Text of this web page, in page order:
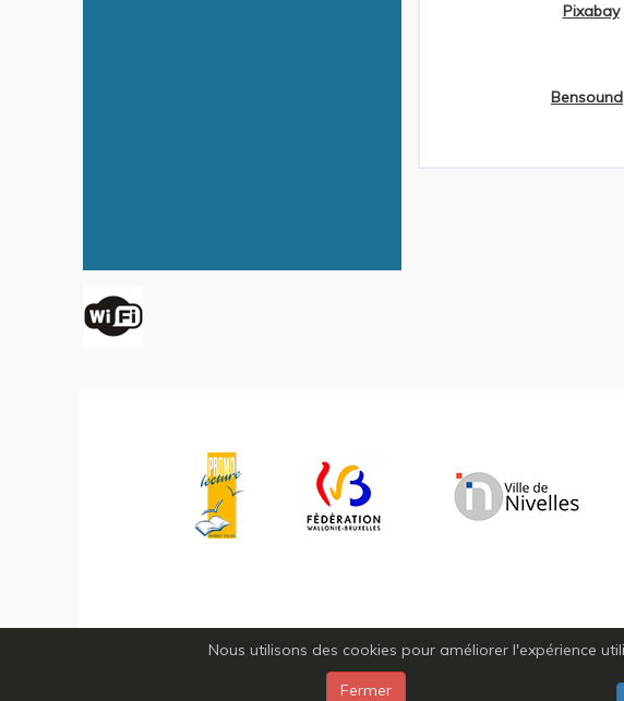
Pixabay
Bensound
Nous utilisons des cookies pour améliorer l'expérience
Fermer